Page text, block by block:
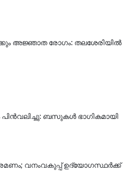
അജ്ഞാത രോഗം: തലശേരിയിൽ
ബസുകൾ ഭാഗികമായി
വനംവകുപ്പ് ഉദ്യോഗസ്ഥർക്ക്